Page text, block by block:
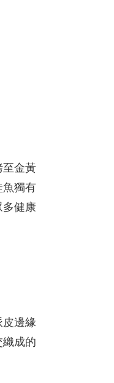
至金黃
魚獨有
健康
邊緣
成的